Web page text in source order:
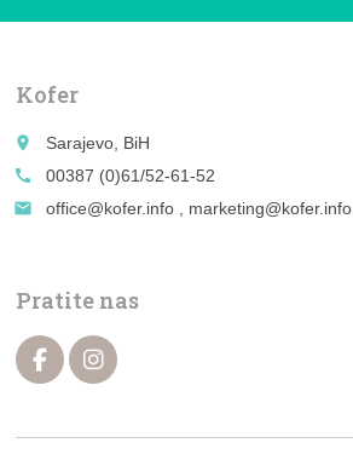
Kofer
place
Sarajevo, BiH
call
00387 (0)61/52-61-52
email
office@kofer.info , marketing@kofer.info
Pratite nas